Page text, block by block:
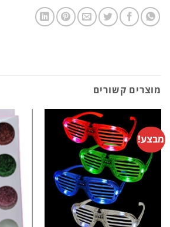
מוצרים קשורים
מבצע!